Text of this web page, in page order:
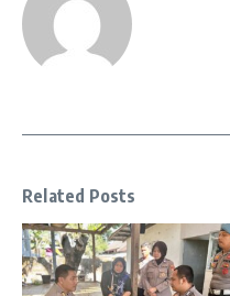
Related Posts